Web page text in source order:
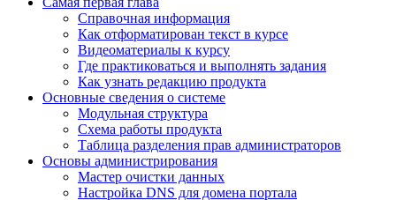
Справочная информация
Как отформатирован текст в курсе
Видеоматериалы к курсу
Где практиковаться и выполнять задания
Как узнать редакцию продукта
Основные сведения о системе
Модульная структура
Схема работы продукта
Таблица разделения прав администраторов
Основы администрирования
Мастер очистки данных
Настройка DNS для домена портала